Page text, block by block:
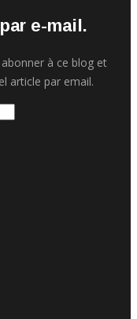
e-mail.
à ce blog et
article par email.